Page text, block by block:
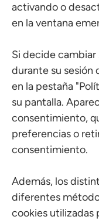
activando o
en la ventana
Si decide
durante su sesión
en la pestaña
su pantalla.
consentimiento,
preferencias o
consentimiento.
Además, los
diferentes
cookies utilizadas